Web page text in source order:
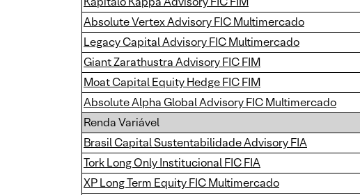
Absolute Vertex Advisory FIC Multimercado
Legacy Capital Advisory FIC Multimercado
Giant Zarathustra Advisory FIC FIM
Moat Capital Equity Hedge FIC FIM
Absolute Alpha Global Advisory FIC Multimercado
Renda Variável
Brasil Capital Sustentabilidade Advisory FIA
Tork Long Only Institucional FIC FIA
XP Long Term Equity FIC Multimercado